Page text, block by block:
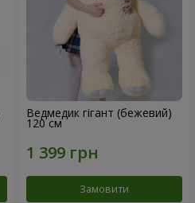
Ведмедик гігант (бежевий)
120 см
Замовити